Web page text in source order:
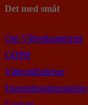
Det med småt
Om Våbenkammeret
GDPR
Våbentilladelser
Forretningsbetingelser